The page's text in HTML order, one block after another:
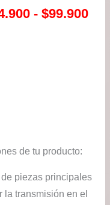
- $99.900
de tu producto:
piezas principales
transmisión en el